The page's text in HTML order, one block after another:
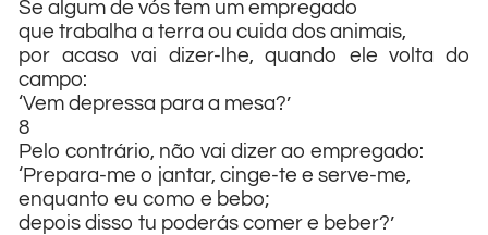
Se algum de vós tem um empregado
que trabalha a terra ou cuida dos animais,
por acaso vai dizer-lhe, quando ele volta do
campo:
‘Vem depressa para a mesa?’
8
Pelo contrário, não vai dizer ao empregado:
‘Prepara-me o jantar, cinge-te e serve-me,
enquanto eu como e bebo;
depois disso tu poderás comer e beber?’